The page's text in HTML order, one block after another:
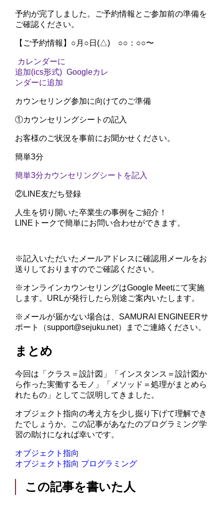
予約が完了しました。 ご予約情報 と ご参加前の準備を
ご確認ください。
【ご予約情報】 ○月○日(△) ○○：○○〜
カレンダーに
追加(ics形式) Googleカレ
ンダーに追加
カウンセリング参加に向けてのご準備
①カウンセリングシートの記入
お客様のご状況を事前にお聞かせください。
簡単3分
簡単3分カウンセリングシートを記入
②LINE友だち登録
人生を切り開いた卒業生の事例をご紹介！
LINEトークで簡単にお問い合わせができます。
※記入いただいたメールアドレスに確認用メールをお
送りしておりますのでご確認ください。
※オンラインカウンセリングはGoogle Meetにて実施
します。URLが発行したら別途ご案内いたします。
※メールが届かない場合は、SAMURAI ENGINEERサ
ポート（support@sejuku.net）までご連絡ください。
まとめ
今回は「クラス＝設計図」「インスタンス＝設計図か
ら作った実働するモノ」「メソッド＝処理がまとめら
れたもの」としてご説明してきました。
オブジェクト指向の考え方を少し掘り下げて理解でき
たでしょうか。この記事があなたのプログラミング学
習の助けになれば幸いです。
オブジェクト指向
オブジェクト指向 プログラミング
この記事を書いた人